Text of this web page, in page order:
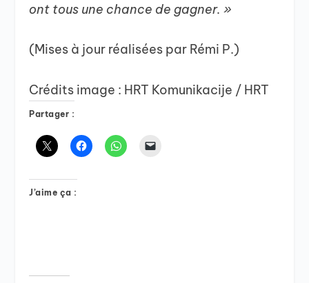
ont tous une chance de gagner. »
(Mises à jour réalisées par Rémi P.)
Crédits image : HRT Komunikacije / HRT
Partager :
J’aime ça :